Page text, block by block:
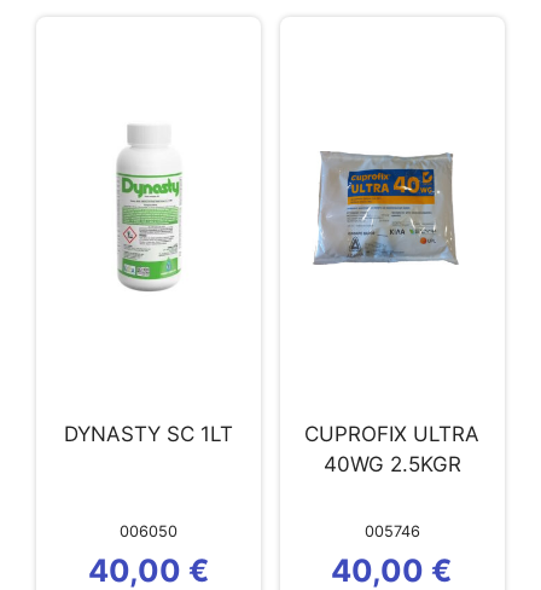
DYNASTY SC 1LT
006050
40,00 €
CUPROFIX ULTRA
40WG 2.5KGR
005746
40,00 €